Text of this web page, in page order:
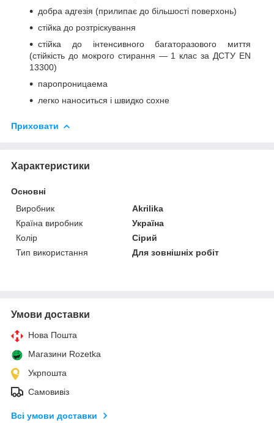
добра адгезія (прилипає до більшості поверхонь)
стійка до розтріскування
стійка до інтенсивного багаторазового миття
(стійкість до мокрого стирання — 1 клас за ДСТУ EN
13300)
паропроницаема
легко наноситься і швидко сохне
Приховати
Характеристики
Основні
Виробник
Akrilika
Країна виробник
Україна
Колір
Сірий
Тип використання
Для зовнішніх робіт
Умови доставки
Нова Пошта
Магазини Rozetka
Укрпошта
Самовивіз
Всі умови доставки